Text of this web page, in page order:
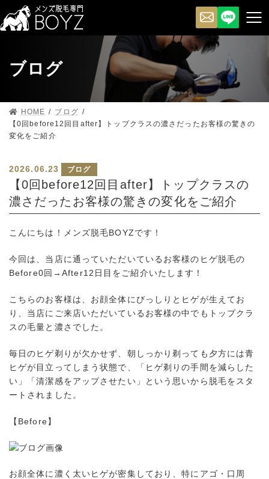
ブログ
HOME
ブログ
【0回before12回目after】トップクラスの濃さだったお客様の驚きの
変化をご紹介
2026.06.23 ブログ
【0回before12回目after】トップクラスの
濃さだったお客様の驚きの変化をご紹介
こんにちは！メンズ脱毛BOYZです！
今回は、当店に通っていただいているお客様のヒゲ脱毛の
Before0回→After12日目をご紹介いたします！
こちらのお客様は、お顔全体にびっしりとヒゲが生えてお
り、当店にご来店いただいているお客様の中でもトップクラ
スの毛量と濃さでした。
毎日のヒゲ剃りが欠かせず、朝しっかり剃っても夕方には青
ヒゲが目立ってしまう状態で、「ヒゲ剃りの手間を減らした
い」「清潔感をアップさせたい」という思いから脱毛をスタ
ートされました。
【Before】
お顔全体に濃く太いヒゲが密集しており、特にアゴ・口周